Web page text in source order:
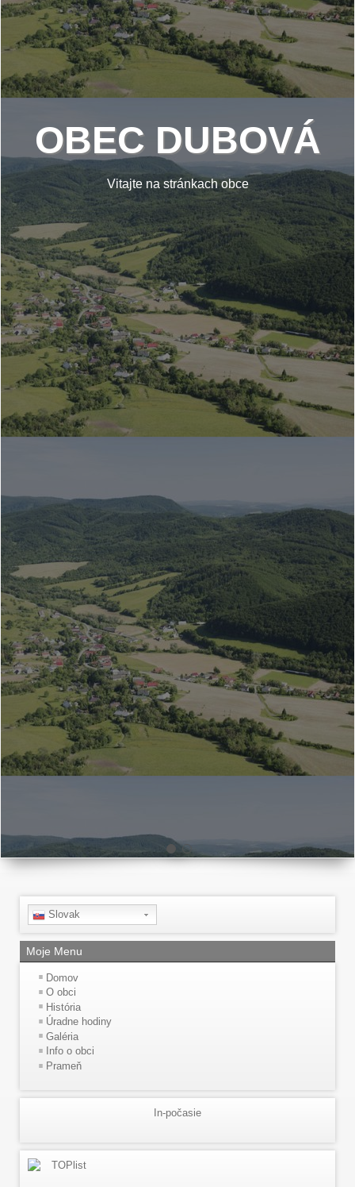
OBEC DUBOVÁ
Vitajte na stránkach obce
Slovak
Moje Menu
Domov
O obci
História
Úradne hodiny
Galéria
Info o obci
Prameň
In-počasie